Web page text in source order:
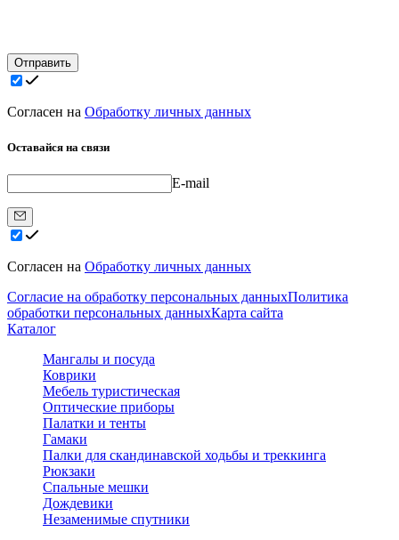
Отправить
Согласен на Обработку личных данных
Оставайся на связи
E-mail
Согласен на Обработку личных данных
Согласие на обработку персональных данныхПолитика
обработки персональных данныхКарта сайта
Каталог
Мангалы и посуда
Коврики
Мебель туристическая
Оптические приборы
Палатки и тенты
Гамаки
Палки для скандинавской ходьбы и треккинга
Рюкзаки
Спальные мешки
Дождевики
Незаменимые спутники